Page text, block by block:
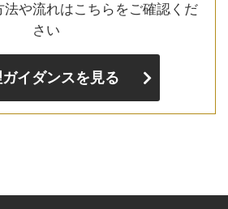
や流れはこちらをご確認くだ
さい
イダンスを見る